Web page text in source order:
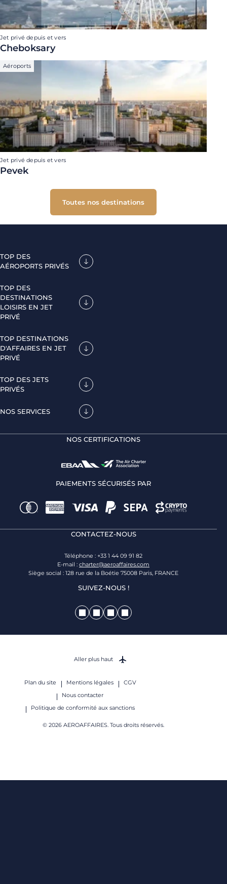
Jet privé depuis et vers
Cheboksary
Aéroports
Jet privé depuis et vers
Pevek
Toutes nos destinations
TOP DES
AÉROPORTS PRIVÉS
TOP DES
DESTINATIONS
LOISIRS EN JET
PRIVÉ
TOP DESTINATIONS
D'AFFAIRES EN JET
PRIVÉ
TOP DES JETS
PRIVÉS
NOS SERVICES
NOS CERTIFICATIONS
PAIEMENTS SÉCURISÉS PAR
CONTACTEZ-NOUS
Téléphone : +33 1 44 09 91 82
E-mail : charter@aeroaffaires.com
Siège social : 128 rue de la Boétie 75008 Paris, FRANCE
SUIVEZ-NOUS !
Plan du site Mentions légales
CGV
Nous contacter
Politique de conformité aux sanctions
© 2026 AEROAFFAIRES. Tous droits réservés.
Aller plus haut